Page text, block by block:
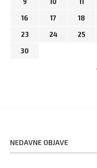
16 17 18
23 24 25
30
NEDAVNE OBJAVE